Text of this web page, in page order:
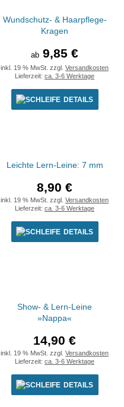
Wundschutz- & Haarpflege-
Kragen
ab 9,85 €
inkl. 19 % MwSt. zzgl. Versandkosten
Lieferzeit: ca. 3-6 Werktage
DETAILS
Leichte Lern-Leine: 7 mm
8,90 €
inkl. 19 % MwSt. zzgl. Versandkosten
Lieferzeit: ca. 3-6 Werktage
DETAILS
Show- & Lern-Leine
»Nappa«
14,90 €
inkl. 19 % MwSt. zzgl. Versandkosten
Lieferzeit: ca. 3-6 Werktage
DETAILS